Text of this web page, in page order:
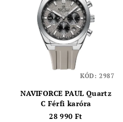
NAVIFORCE PAUL Quartz
C Férfi karóra
28 990 Ft
KÓD: 2987